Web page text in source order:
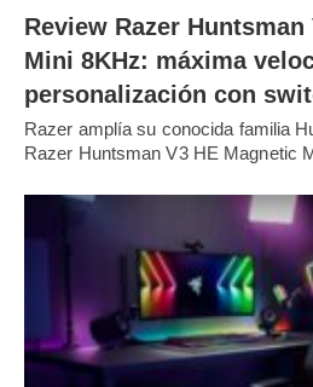
Review Razer Huntsman
Mini 8KHz: máxima
personalización con
Razer amplía su conocida familia
Razer Huntsman V3 HE Magnetic